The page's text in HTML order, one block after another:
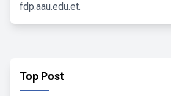
fdp.aau.edu.et.
Top Post